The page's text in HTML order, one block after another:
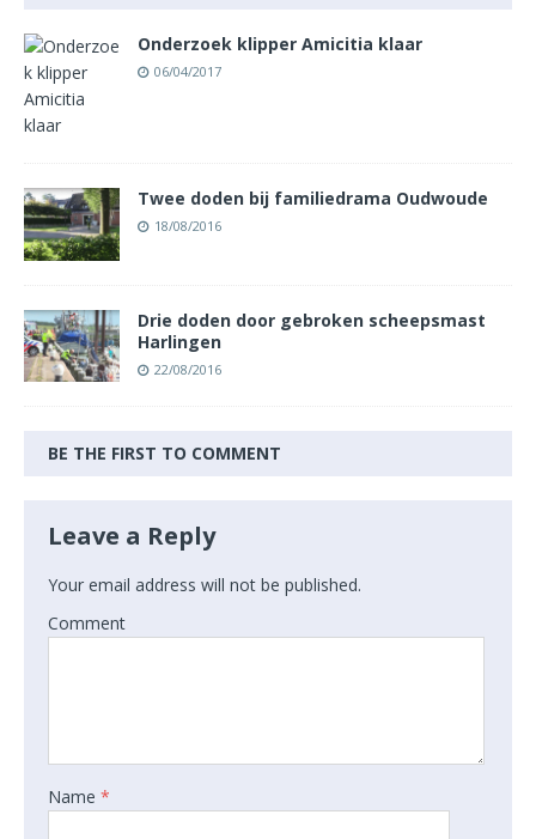
Onderzoek klipper Amicitia klaar
06/04/2017
Twee doden bij familiedrama Oudwoude
18/08/2016
Drie doden door gebroken scheepsmast
Harlingen
22/08/2016
BE THE FIRST TO COMMENT
Leave a Reply
Your email address will not be published.
Comment
Name *